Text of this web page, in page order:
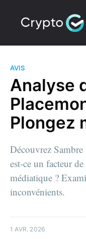
AVIS
Analyse
Plongez
Découvrez
est-ce un facteur
médiatique ?
inconvénients.
1 AVR. 2026